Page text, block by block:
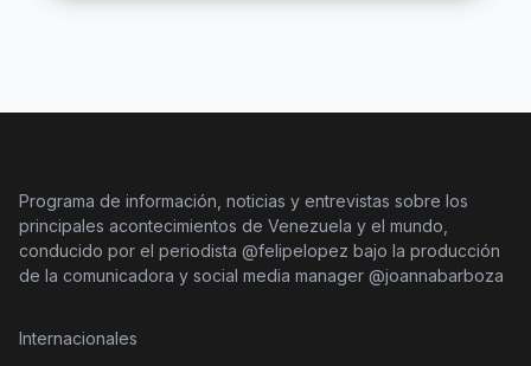
Programa de información, noticias y entrevistas sobre los
principales acontecimientos de Venezuela y el mundo,
conducido por el periodista @felipelopez bajo la producción
de la comunicadora y social media manager @joannabarboza
Internacionales